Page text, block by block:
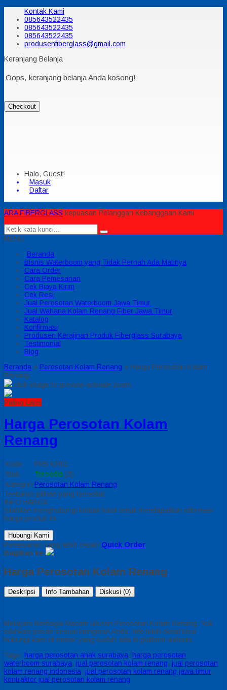
Kontak Kami
085643522435
085643522435
085643522435
produsenfiberglass@gmail.com
Keranjang Belanja
Oops, keranjang belanja Anda kosong!
Checkout
Halo, Guest!
Masuk
Daftar
ARA FIBERGLASS kepuasan Pelanggan Kebanggaan Kami
MENU
Beranda
Bisnis Waterboom yang Tidak Pernah Ada Matinya
Cara Order
Cara Pemesanan
Cek Biaya Kirim
Cek Resi
Jual Perosotan Waterboom Jawa Timur
Jual Wahana Kolam Renang Fiber Jawa Timur
Katalog
Konfirmasi
Produsen Kerajinan Produk Fiberglass Surabaya
Testimonial
Blog
Beranda » Perosotan Kolam Renang » Harga Perosotan Kolam
Renang
click image to preview activate zoom
Paling Laris
Harga Perosotan Kolam
Renang
Kode
PRS KR01
Stok
Tersedia (3)
Kategori Perosotan Kolam Renang
Tentukan pilihan yang tersedia!
INFO HARGA
Silahkan menghubungi kontak kami untuk mendapatkan informasi
harga produk ini.
Hubungi Kami
Pemesanan yang lebih cepat! Quick Order
Bagikan ke
Harga Perosotan Kolam Renang
Deskripsi Info Tambahan Diskusi (0)
Melayani Berbagai Macam ukuran Perosotan Kolam Renang. Yuk
silahkan pesan sesuai keinginan Anda. Info lebih detail bisa
hubungi kami di nomer yang sudah ada di platform website.
Tags: harga perosotan anak surabaya, harga perosotan
waterboom surabaya, jual perosotan kolam renang, jual perosotan
kolam renang indonesia, jual perosotan kolam renang jawa timur,
kontraktor jual perosotan kolam renang